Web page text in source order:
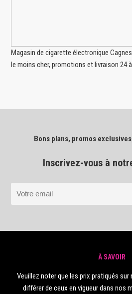
Magasin de cigarette électronique
le moins cher, promotions et livraison 24
Bons plans, promos
Inscrivez-vous à
À SAVOIR
Veuillez noter que les prix pratiqués
différer de ceux en vigueur dans nos